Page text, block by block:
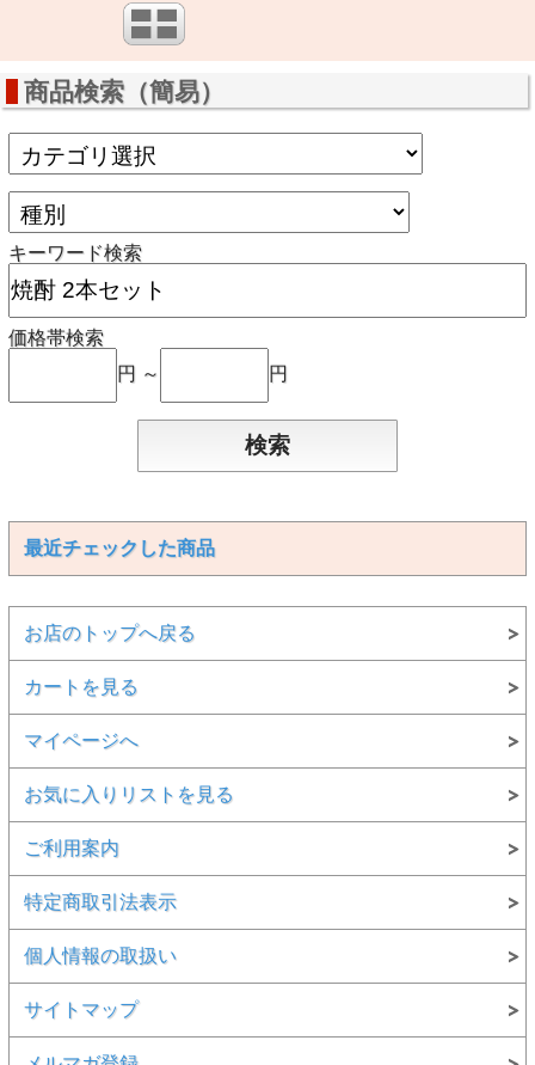
商品検索（簡易）
キーワード検索
価格帯検索
円 ～
円
最近チェックした商品
お店のトップへ戻る
カートを見る
マイページへ
お気に入りリストを見る
ご利用案内
特定商取引法表示
個人情報の取扱い
サイトマップ